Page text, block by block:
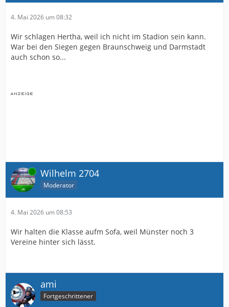
4. Mai 2026 um 08:32
Wir schlagen Hertha, weil ich nicht im Stadion sein kann.
War bei den Siegen gegen Braunschweig und Darmstadt
auch schon so...
Online Wilhelm 2704
Moderator
4. Mai 2026 um 08:53
Wir halten die Klasse aufm Sofa, weil Münster noch 3
Vereine hinter sich lässt.
ami
Fortgeschrittener